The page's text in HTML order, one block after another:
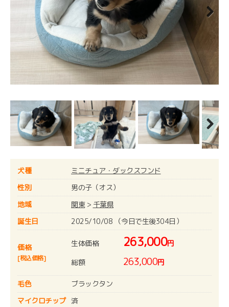
Next
Next
犬種
ミニチュア・ダックスフンド
性別
男の子（オス）
地域
関東> 千葉県
誕生日
2025/10/08 （今日で生後304日）
価格
[税込価格]
生体価格 263,000円
総額
263,000円
毛色
ブラックタン
マイクロチップ 済